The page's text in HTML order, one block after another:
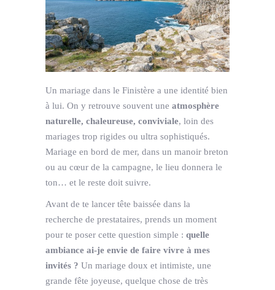
Un mariage dans le Finistère a une identité bien
à lui. On y retrouve souvent une atmosphère
naturelle, chaleureuse, conviviale, loin des
mariages trop rigides ou ultra sophistiqués.
Mariage en bord de mer, dans un manoir breton
ou au cœur de la campagne, le lieu donnera le
ton… et le reste doit suivre.
Avant de te lancer tête baissée dans la
recherche de prestataires, prends un moment
pour te poser cette question simple : quelle
ambiance ai-je envie de faire vivre à mes
invités ? Un mariage doux et intimiste, une
grande fête joyeuse, quelque chose de très